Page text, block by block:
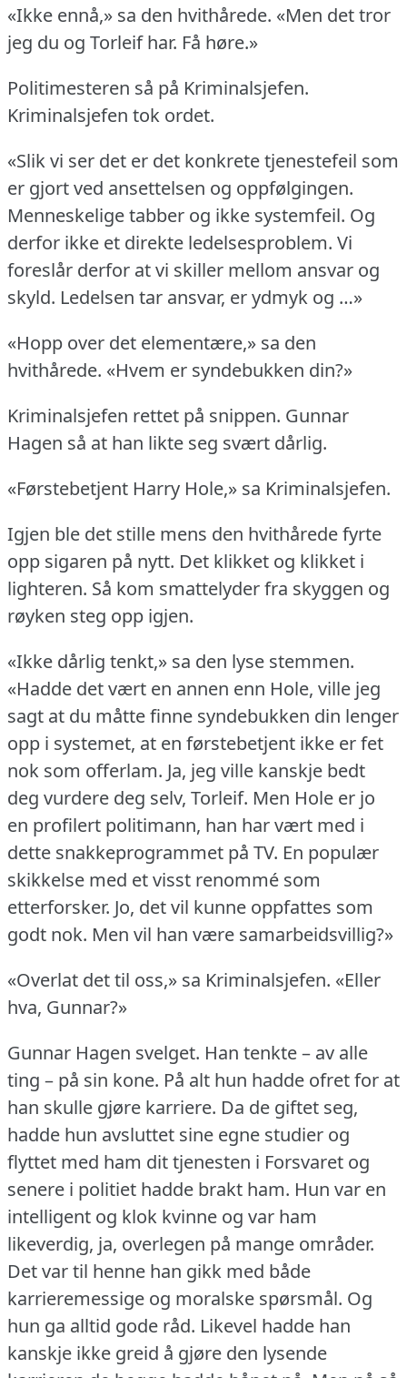
«Ikke ennå,» sa den hvithårede. «Men det tror
jeg du og Torleif har. Få høre.»
Politimesteren så på Kriminalsjefen.
Kriminalsjefen tok ordet.
«Slik vi ser det er det konkrete tjenestefeil som
er gjort ved ansettelsen og oppfølgingen.
Menneskelige tabber og ikke systemfeil. Og
derfor ikke et direkte ledelsesproblem. Vi
foreslår derfor at vi skiller mellom ansvar og
skyld. Ledelsen tar ansvar, er ydmyk og …»
«Hopp over det elementære,» sa den
hvithårede. «Hvem er syndebukken din?»
Kriminalsjefen rettet på snippen. Gunnar
Hagen så at han likte seg svært dårlig.
«Førstebetjent Harry Hole,» sa Kriminalsjefen.
Igjen ble det stille mens den hvithårede fyrte
opp sigaren på nytt. Det klikket og klikket i
lighteren. Så kom smattelyder fra skyggen og
røyken steg opp igjen.
«Ikke dårlig tenkt,» sa den lyse stemmen.
«Hadde det vært en annen enn Hole, ville jeg
sagt at du måtte finne syndebukken din lenger
opp i systemet, at en førstebetjent ikke er fet
nok som offerlam. Ja, jeg ville kanskje bedt
deg vurdere deg selv, Torleif. Men Hole er jo
en profilert politimann, han har vært med i
dette snakkeprogrammet på TV. En populær
skikkelse med et visst renommé som
etterforsker. Jo, det vil kunne oppfattes som
godt nok. Men vil han være samarbeidsvillig?»
«Overlat det til oss,» sa Kriminalsjefen. «Eller
hva, Gunnar?»
Gunnar Hagen svelget. Han tenkte – av alle
ting – på sin kone. På alt hun hadde ofret for at
han skulle gjøre karriere. Da de giftet seg,
hadde hun avsluttet sine egne studier og
flyttet med ham dit tjenesten i Forsvaret og
senere i politiet hadde brakt ham. Hun var en
intelligent og klok kvinne og var ham
likeverdig, ja, overlegen på mange områder.
Det var til henne han gikk med både
karrieremessige og moralske spørsmål. Og
hun ga alltid gode råd. Likevel hadde han
kanskje ikke greid å gjøre den lysende